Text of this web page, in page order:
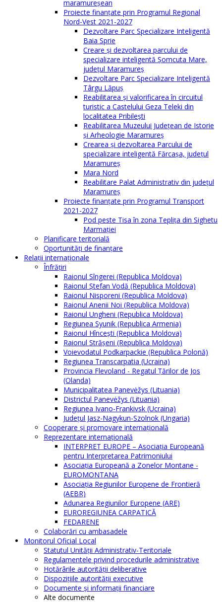
maramureşean
Proiecte finanțate prin Programul Regional
Nord-Vest 2021-2027
Dezvoltare Parc Specializare Inteligentă
Baia Sprie
Creare și dezvoltarea parcului de
specializare inteligentă Șomcuta Mare,
județul Maramureș
Dezvoltare Parc Specializare Inteligentă
Târgu Lăpuș
Reabilitarea și valorificarea în circuitul
turistic a Castelului Geza Teleki din
localitatea Pribilești
Reabilitarea Muzeului Județean de Istorie
și Arheologie Maramureș
Crearea și dezvoltarea Parcului de
specializare inteligentă Fărcașa, județul
Maramureș
Mara Nord
Reabilitare Palat Administrativ din județul
Maramureș
Proiecte finanțate prin Programul Transport
2021-2027
Pod peste Tisa în zona Teplița din Sighetu
Marmației
Planificare teritorială
Oportunităţi de finanţare
Relaţii internaţionale
Înfrăţiri
Raionul Sîngerei (Republica Moldova)
Raionul Ștefan Vodă (Republica Moldova)
Raionul Nisporeni (Republica Moldova)
Raionul Anenii Noi (Republica Moldova)
Raionul Ungheni (Republica Moldova)
Regiunea Syunik (Republica Armenia)
Raionul Hîncești (Republica Moldova)
Raionul Străşeni (Republica Moldova)
Voievodatul Podkarpackie (Republica Polonă)
Regiunea Transcarpatia (Ucraina)
Provincia Flevoland - Regatul Ţărilor de Jos
(Olanda)
Municipalitatea Panevėžys (Lituania)
Districtul Panevėžys (Lituania)
Regiunea Ivano-Frankivsk (Ucraina)
Judeţul Jasz-Nagykun-Szolnok (Ungaria)
Cooperare şi promovare internaţională
Reprezentare internaţională
INTERPRET EUROPE – Asociația Europeană
pentru Interpretarea Patrimoniului
Asociația Europeană a Zonelor Montane -
EUROMONTANA
Asociația Regiunilor Europene de Frontieră
(AEBR)
Adunarea Regiunilor Europene (ARE)
EUROREGIUNEA CARPATICĂ
FEDARENE
Colaborări cu ambasadele
Monitorul Oficial Local
Statutul Unităţii Administrativ-Teritoriale
Regulamentele privind procedurile administrative
Hotărârile autorităţii deliberative
Dispoziţiile autorităţii executive
Documente şi informaţii financiare
Alte documente